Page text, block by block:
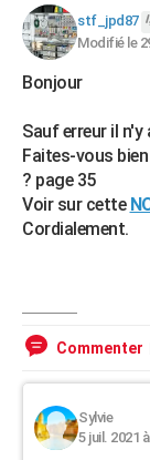
Dictionnaire
Biographies
Citations
Expressions
Proverbes
PROGRAMME TV
COPAINS D'AVANT
FORUM
Bricolage
Lifestyle
Culture
Sport
Auto
Television
Voyage
Cinema
stf_jpd87
Modifié le
Bonjour
Sauf erreur il
Faites-vous
? page 35
Voir sur cette
Cordialement.
Commenter
Sylvie
5 juil. 2021